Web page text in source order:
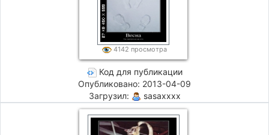
4142 просмотра
Код для публикации
Опубликовано: 2013-04-09
Загрузил:
sasaxxxx